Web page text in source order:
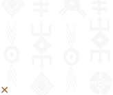
×